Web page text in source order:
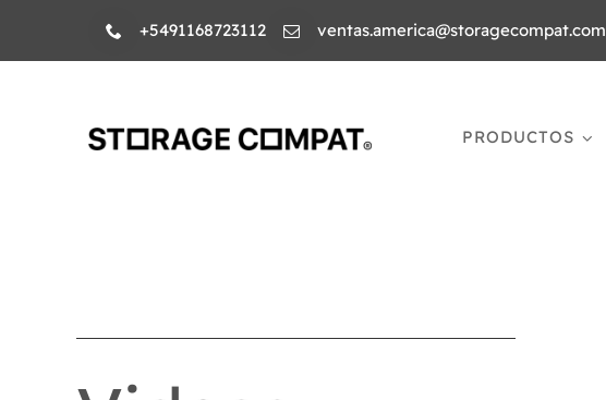
+5491168723112 ventas.america@storagecompat.com
PRODUCTOS